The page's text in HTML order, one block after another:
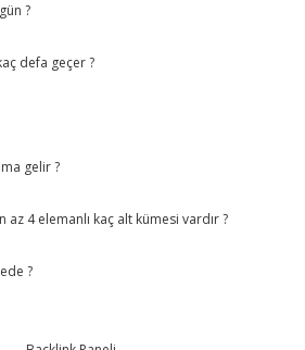
?
defa geçer ?
gelir ?
az 4 elemanlı kaç alt kümesi vardır ?
?